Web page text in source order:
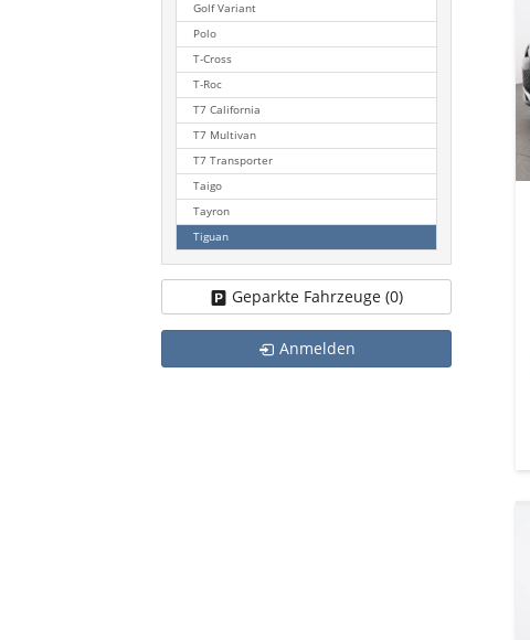
Golf Variant
Polo
T-Cross
T-Roc
T7 California
T7 Multivan
T7 Transporter
Taigo
Tayron
Tiguan
Geparkte Fahrzeuge (0)
Anmelden